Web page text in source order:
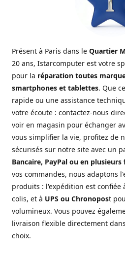
Présent à Paris dans le Quartier
20 ans, Istarcomputer est votre
pour la réparation toutes
smartphones et tablettes. Que
rapide ou une assistance
votre écoute : contactez-nous
voir en magasin pour échanger
vous simplifier la vie, profitez de
sécurisés sur notre site avec un
Bancaire, PayPal ou en plusieurs
vos commandes, nous adaptons
produits : l'expédition est confiée
colis, et à UPS ou Chronopost
volumineux. Vous pouvez
livraison flexible directement
choix.